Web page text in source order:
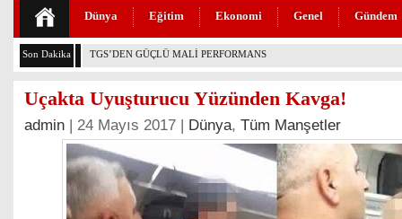
Dünya Eğitim Ekonomi Genel Gündem
Son Dakika THY VE PEGASUS DÜNYANIN EN DEĞERLİLERİ ARASINDA
Uçakta Uyuşturucu Yüzünden Kavga!
admin | 24 Mayıs 2017 | Dünya, Tüm Manşetler